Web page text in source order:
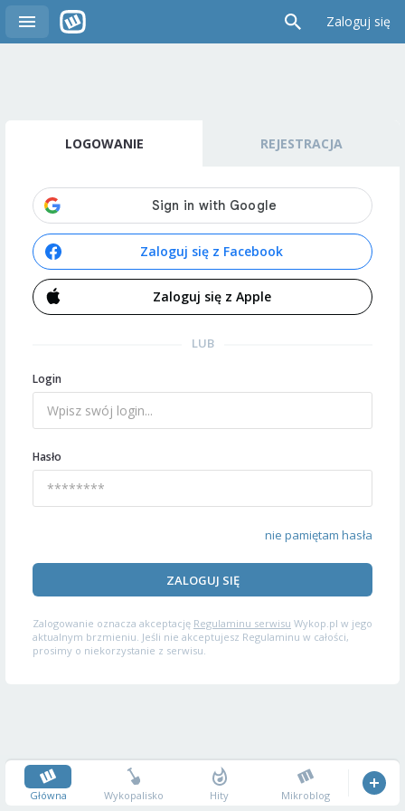
Zaloguj się
LOGOWANIE REJESTRACJA
Zaloguj się z Facebook
Zaloguj się z Apple
LUB
Login
Hasło
nie pamiętam hasła
ZALOGUJ SIĘ
Zalogowanie oznacza akceptację Regulaminu serwisu Wykop.pl w jego
aktualnym brzmieniu. Jeśli nie akceptujesz Regulaminu w całości,
prosimy o niekorzystanie z serwisu.
Główna Wykopalisko Hity Mikroblog